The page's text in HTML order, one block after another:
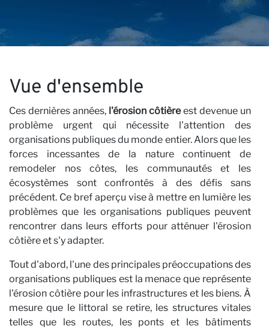
Vue d'ensemble
Ces dernières années, l'érosion côtièreest devenue un
problème urgent qui nécessite l'attention des
organisations publiques du monde entier. Alors que les
forces incessantes de la nature continuent de
remodeler nos côtes, les communautés et les
écosystèmes sont confrontés à des défis sans
précédent. Ce bref aperçu vise à mettre en lumière les
problèmes que les organisations publiques peuvent
rencontrer dans leurs efforts pour atténuer l'érosion
côtière et s'y adapter.
Tout d'abord, l'une des principales préoccupations des
organisations publiques est la menace que représente
l'érosion côtière pour les infrastructures et les biens. À
mesure que le littoral se retire, les structures vitales
telles que les routes, les ponts et les bâtiments